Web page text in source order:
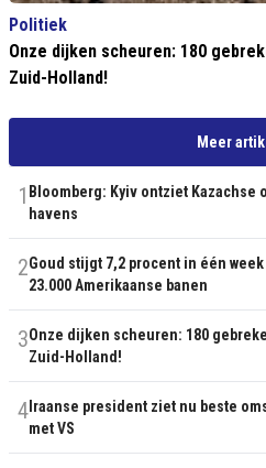
Politiek
Onze dijken scheuren: 180
Zuid-Holland!
Meer
1 Bloomberg: Kyiv ontziet
havens
2Goud stijgt 7,2 procent in één
23.000 Amerikaanse banen
3Onze dijken scheuren: 180
Zuid-Holland!
4 Iraanse president ziet nu beste
met VS